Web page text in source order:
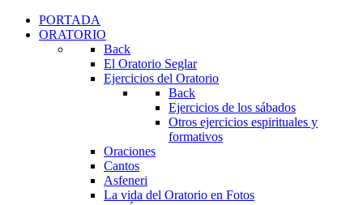
PORTADA
ORATORIO
Back
El Oratorio Seglar
Ejercicios del Oratorio
Back
Ejercicios de los sábados
Otros ejercicios espirituales y
formativos
Oraciones
Cantos
Asfeneri
La vida del Oratorio en Fotos